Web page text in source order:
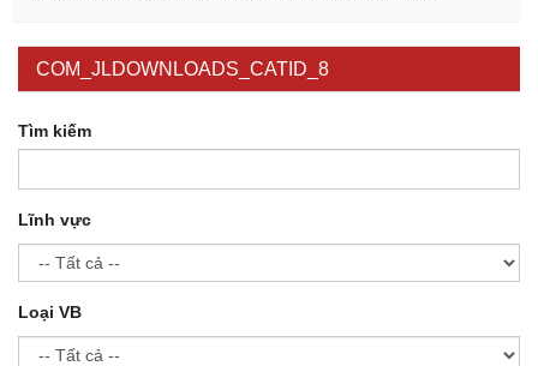
COM_JLDOWNLOADS_CATID_8
Tìm kiếm
Lĩnh vực
Loại VB